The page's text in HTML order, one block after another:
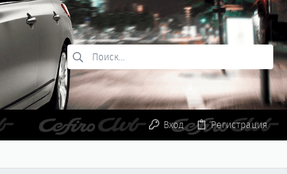
Вход Регистрация